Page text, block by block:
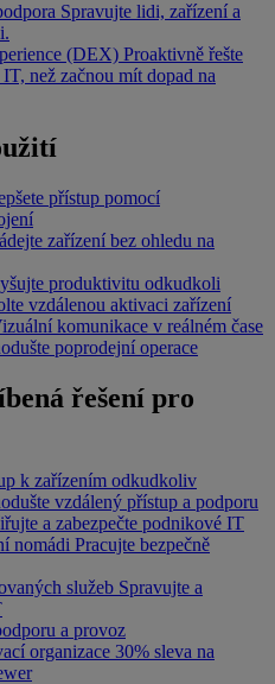
Spravujte lidi, zařízení a
(DEX) Proaktivně řešte
než začnou mít dopad na
přístup pomocí
zařízení bez ohledu na
produktivitu odkudkoli
vzdálenou aktivaci zařízení
komunikace v reálném čase
poprodejní operace
řešení pro
k zařízením odkudkoliv
vzdálený přístup a podporu
a zabezpečte podnikové IT
nomádi Pracujte bezpečně
služeb Spravujte a
a provoz
organizace 30% sleva na